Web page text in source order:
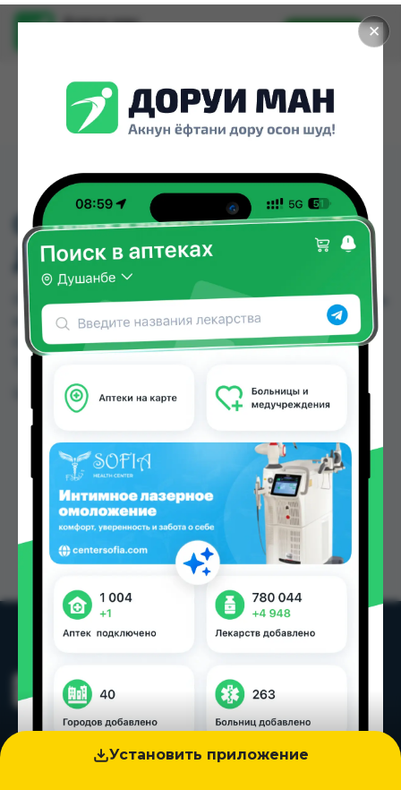
✕
Установить приложение
Доруи ман
Установить
0820 VISSCO КОСЫНКА
ДЛЯ РУК S
0820 VISSCO КОСЫНКА ДЛЯ РУК S можно купить
или заказать в аптеках, Арча, Арча (медтехник),
Ориёнфарм 74 по цене от 101.00 TJS до 101.00
Цена: от101.00 TJS